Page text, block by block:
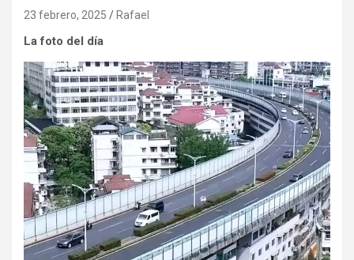
23 febrero, 2025 Rafael
La foto del día